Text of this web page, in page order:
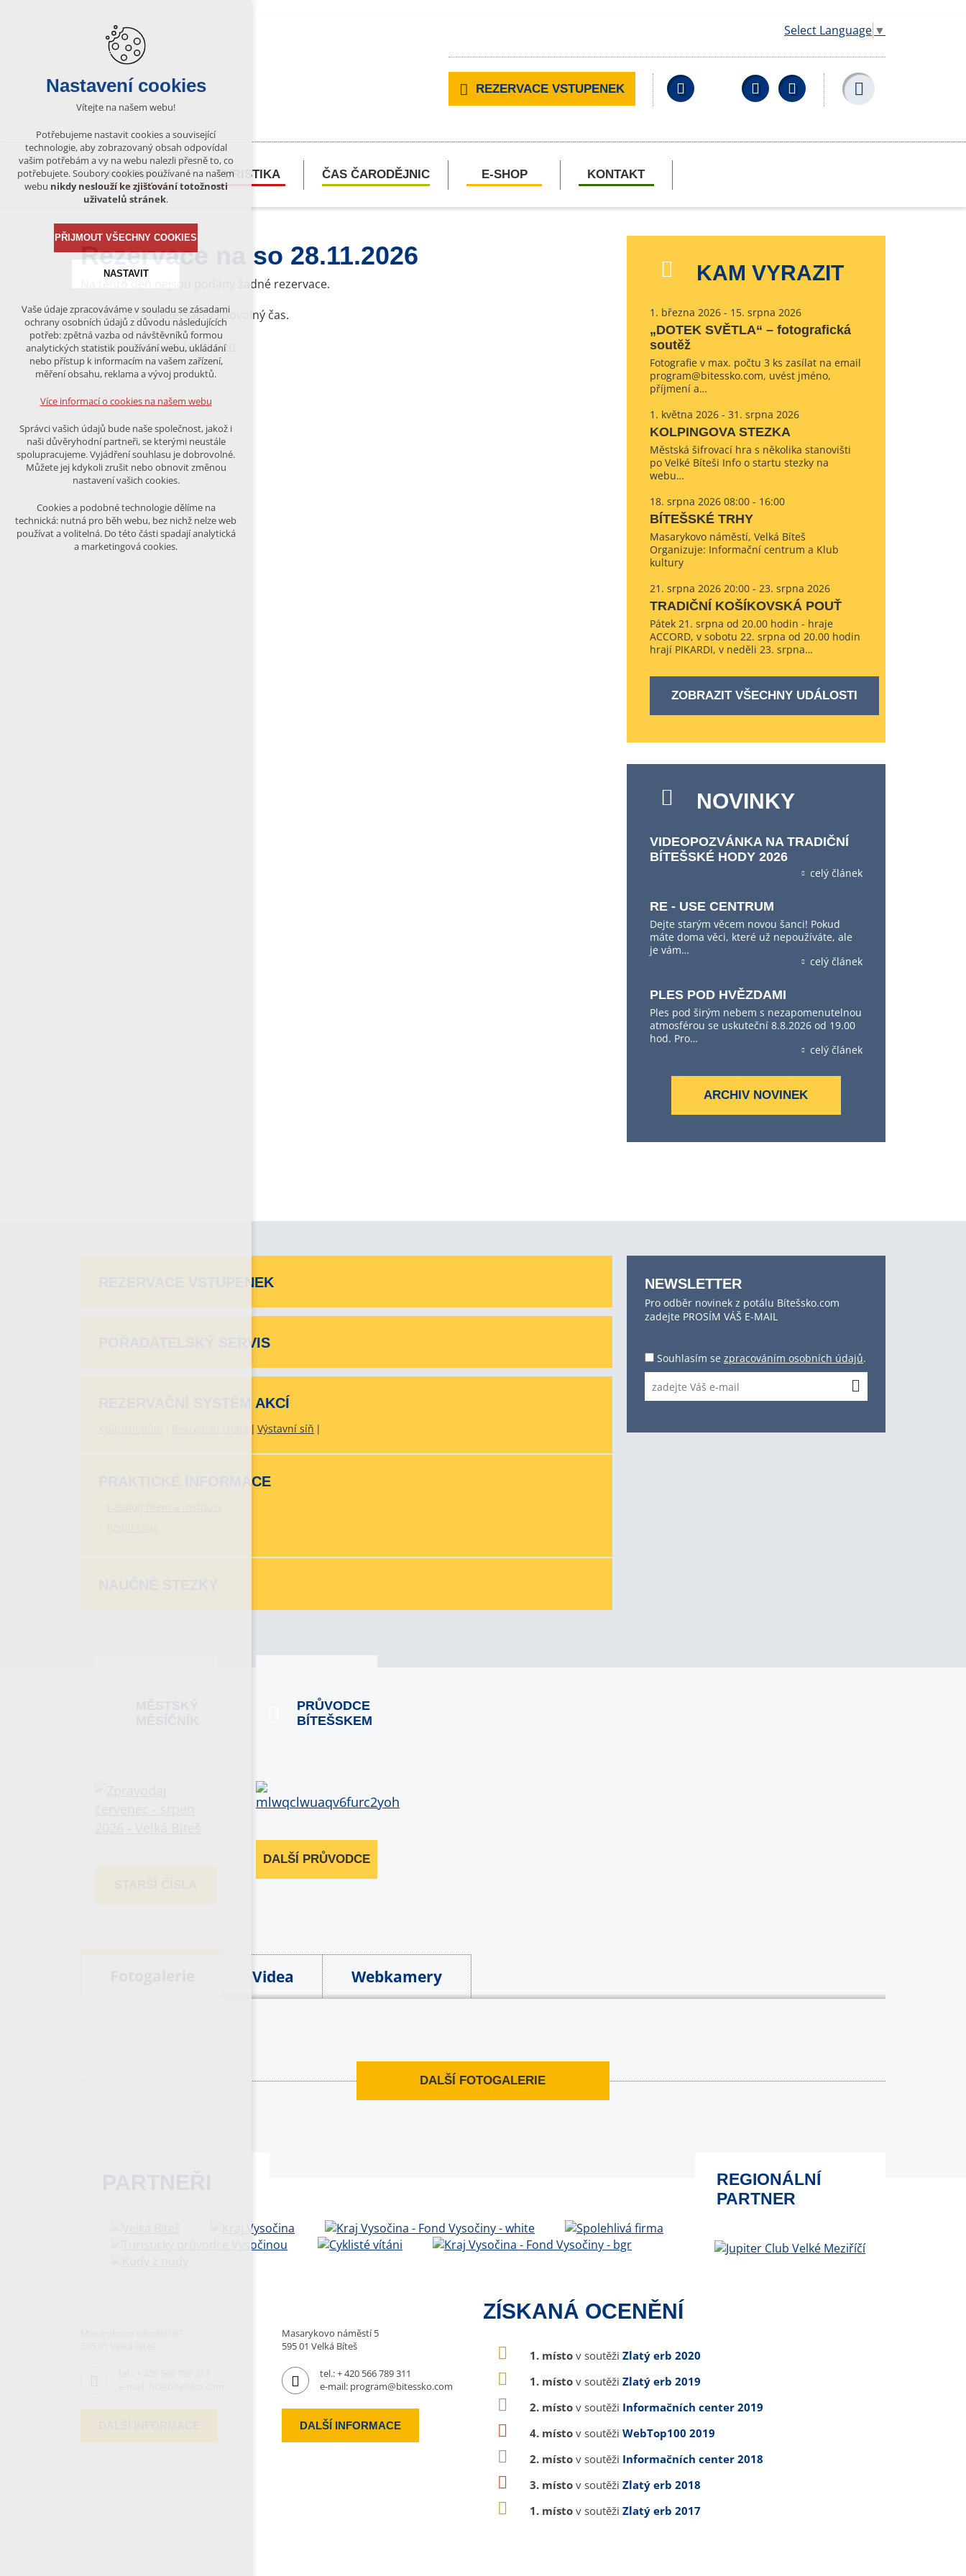
Select Language ▼
REZERVACE VSTUPENEK Facebook YouTubeWikipedia
KULTURA TURISTIKA ČAS ČARODĚJNIC E-SHOP KONTAKT
Rezervace na so 28.11.2026
Na tento den nejsou podány žádné rezervace.
Můžete vložit rezervaci v libovolný čas.
Vložit rezervaci na tento den
KAM VYRAZIT
1. března 2026 - 15. srpna 2026
„DOTEK SVĚTLA“ – fotografická
soutěž
Fotografie v max. počtu 3 ks zasílat na email
program@bitessko.com, uvést jméno,
příjmení a…
1. května 2026 - 31. srpna 2026
KOLPINGOVA STEZKA
Městská šifrovací hra s několika stanovišti
po Velké Bíteši Info o startu stezky na
webu…
18. srpna 2026 08:00 - 16:00
BÍTEŠSKÉ TRHY
Masarykovo náměstí, Velká Bíteš
Organizuje: Informační centrum a Klub
kultury
21. srpna 2026 20:00 - 23. srpna 2026
TRADIČNÍ KOŠÍKOVSKÁ POUŤ
Pátek 21. srpna od 20.00 hodin - hraje
ACCORD, v sobotu 22. srpna od 20.00 hodin
hrají PIKARDI, v neděli 23. srpna…
ZOBRAZIT VŠECHNY UDÁLOSTI
NOVINKY
VIDEOPOZVÁNKA NA TRADIČNÍ
BÍTEŠSKÉ HODY 2026
celý článek
RE - USE CENTRUM
Dejte starým věcem novou šanci! Pokud
máte doma věci, které už nepoužíváte, ale
je vám…
celý článek
PLES POD HVĚZDAMI
Ples pod širým nebem s nezapomenutelnou
atmosférou se uskuteční 8.8.2026 od 19.00
hod. Pro…
celý článek
ARCHIV NOVINEK
REZERVACE VSTUPENEK
POŘADATELSKÝ SERVIS
REZERVAČNÍ SYSTÉM AKCÍ
Výstavní síň
PRAKTICKÉ INFORMACE
NEWSLETTER
Pro odběr novinek z potálu Bítešsko.com
zadejte PROSÍM VÁŠ E-MAIL
Souhlasím se zpracováním osobních údajů.
PRŮVODCE
BÍTEŠSKEM
DALŠÍ PRŮVODCE
Videa Webkamery
DALŠÍ FOTOGALERIE
REGIONÁLNÍ
PARTNER
Masarykovo náměstí 5
595 01 Velká Bíteš
tel.:+ 420 566 789 311
e-mail: program@bitessko.com
DALŠÍ INFORMACE
ZÍSKANÁ OCENĚNÍ
1. místo v soutěži Zlatý erb 2020
1. místo v soutěži Zlatý erb 2019
2. místo v soutěži Informačních center 2019
4. místo v soutěži WebTop100 2019
2. místo v soutěži Informačních center 2018
3. místo v soutěži Zlatý erb 2018
1. místo v soutěži Zlatý erb 2017
Nastavení cookies
Vítejte na našem webu!
Potřebujeme nastavit cookies a související
technologie, aby zobrazovaný obsah odpovídal
vašim potřebám a vy na webu nalezli přesně to, co
potřebujete. Soubory cookies používané na našem
webu nikdy neslouží ke zjišťování totožnosti
uživatelů stránek.
PŘIJMOUT VŠECHNY COOKIES
NASTAVIT
Technická cookies
nutná pro provozování webu
udržení kontextu stránek (session):
případná přihlášení, volby jazyka, apod.
analytická pro anonymizované
vyhodnocení návštěvnosti
marketingová cookies (Google)
Více informací o cookies na našem webu
ODMÍTNOUT VŠE
Vaše údaje zpracováváme v souladu se zásadami
ochrany osobních údajů z důvodu následujících
potřeb: zpětná vazba od návštěvníků formou
analytických statistik používání webu, ukládání
nebo přístup k informacím na vašem zařízení,
měření obsahu, reklama a vývoj produktů.
Více informací o cookies na našem webu
Správci vašich údajů bude naše společnost, jakož i
naši důvěryhodní partneři, se kterými neustále
spolupracujeme. Vyjádření souhlasu je dobrovolné.
Můžete jej kdykoli zrušit nebo obnovit změnou
nastavení vašich cookies.
Cookies a podobné technologie dělíme na
technická: nutná pro běh webu, bez nichž nelze web
používat a volitelná. Do této části spadají analytická
a marketingová cookies.